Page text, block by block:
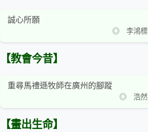
誠心所願
◎ 李鴻標
【教會今昔】
重尋馬禮遜牧師在廣州的腳蹤
◎ 浩然
【畫出生命】